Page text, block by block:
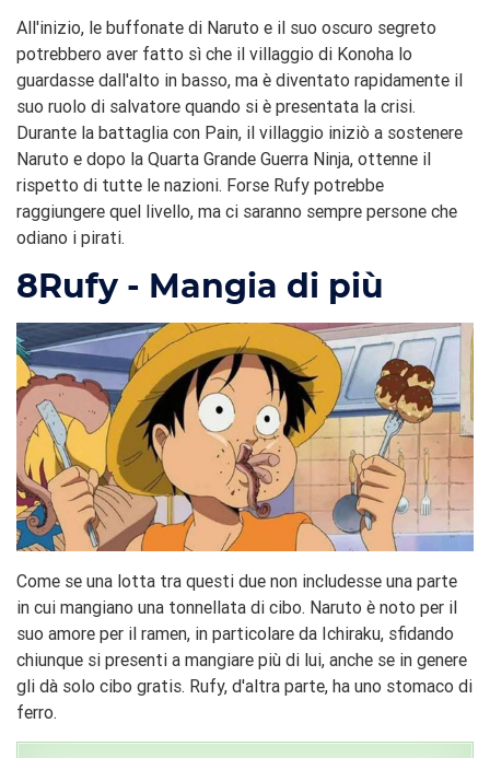
All'inizio, le buffonate di Naruto e il suo oscuro segreto
potrebbero aver fatto sì che il villaggio di Konoha lo
guardasse dall'alto in basso, ma è diventato rapidamente il
suo ruolo di salvatore quando si è presentata la crisi.
Durante la battaglia con Pain, il villaggio iniziò a sostenere
Naruto e dopo la Quarta Grande Guerra Ninja, ottenne il
rispetto di tutte le nazioni. Forse Rufy potrebbe
raggiungere quel livello, ma ci saranno sempre persone che
odiano i pirati.
8Rufy - Mangia di più
Come se una lotta tra questi due non includesse una parte
in cui mangiano una tonnellata di cibo. Naruto è noto per il
suo amore per il ramen, in particolare da Ichiraku, sfidando
chiunque si presenti a mangiare più di lui, anche se in genere
gli dà solo cibo gratis. Rufy, d'altra parte, ha uno stomaco di
ferro.